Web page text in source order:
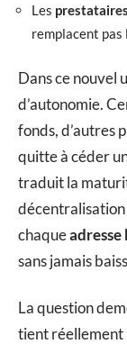
Les
remplacent pas
Dans ce nouvel
d’autonomie.
fonds, d’autres
quitte à céder
traduit la
chaque
sans jamais
La question
tient réellement